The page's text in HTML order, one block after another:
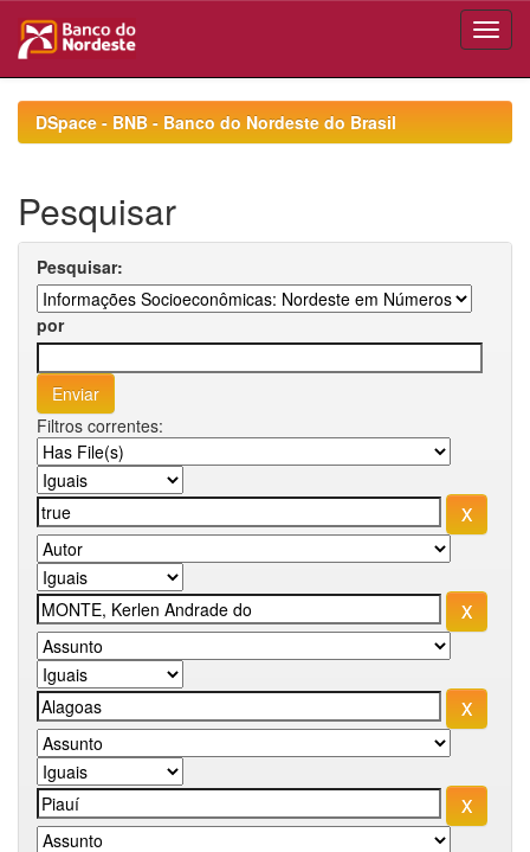
navigationDSpace - BNB - Banco do Nordeste do Brasil
Pesquisar
Pesquisar:
por
Filtros correntes: